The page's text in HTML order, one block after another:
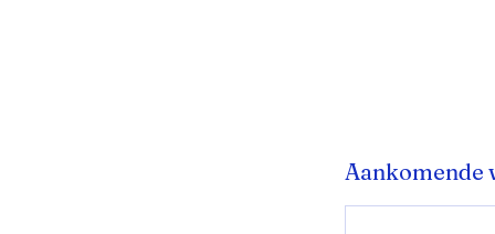
Aankomende